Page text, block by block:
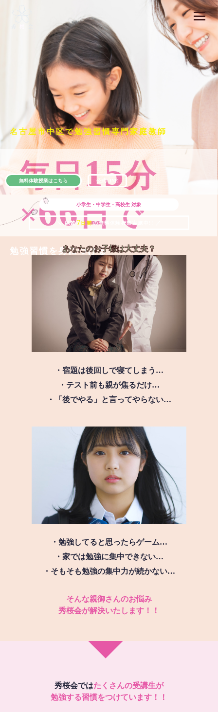
名古屋市中区で勉強習慣専門家庭教師
毎日15分
×66日で
勉強習慣を身につける
小学生・中学生・高校生 対象
＼ 絶賛 7 日間の無料体験授業実施中!! ／
無料体験授業はこちら 公式LINE
あなたのお子様は大丈夫？
・宿題は後回しで寝てしまう…
・テスト前も親が焦るだけ…
・「後でやる」と言ってやらない…
・勉強してると思ったらゲーム…
・家では勉強に集中できない…
・そもそも勉強の集中力が続かない…
そんな親御さんのお悩み
秀桜会が解決いたします！！
秀桜会ではたくさんの受講生が
勉強する習慣をつけています！！